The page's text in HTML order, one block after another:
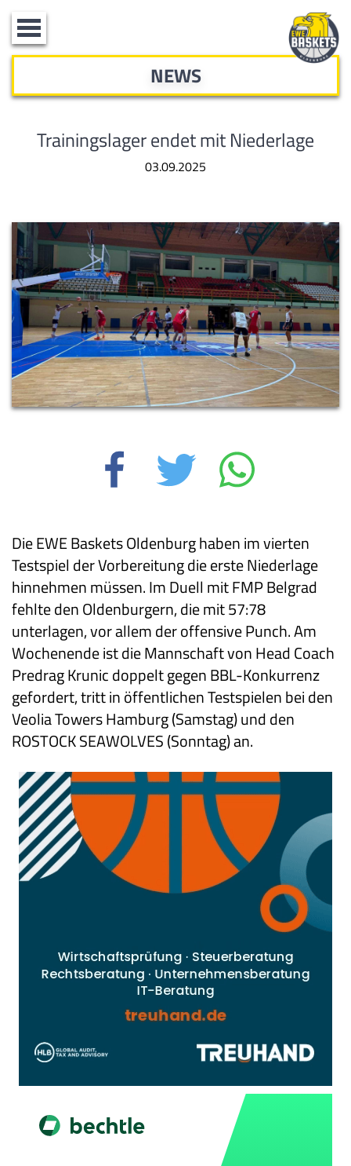
Toggle
navigation
NEWS
Trainingslager endet mit Niederlage
03.09.2025
Die EWE Baskets Oldenburg haben im vierten
Testspiel der Vorbereitung die erste Niederlage
hinnehmen müssen. Im Duell mit FMP Belgrad
fehlte den Oldenburgern, die mit 57:78
unterlagen, vor allem der offensive Punch. Am
Wochenende ist die Mannschaft von Head Coach
Predrag Krunic doppelt gegen BBL-Konkurrenz
gefordert, tritt in öffentlichen Testspielen bei den
Veolia Towers Hamburg (Samstag) und den
ROSTOCK SEAWOLVES (Sonntag) an.